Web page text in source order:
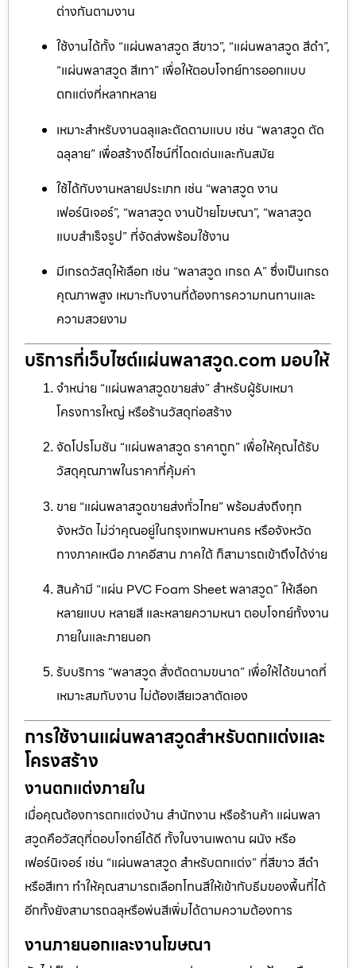
ต่างกันตามงาน
ใช้งานได้ทั้ง “แผ่นพลาสวูด สีขาว”, “แผ่นพลาสวูด สีดำ”,
“แผ่นพลาสวูด สีเทา” เพื่อให้ตอบโจทย์การออกแบบ
ตกแต่งที่หลากหลาย
เหมาะสำหรับงานฉลุและตัดตามแบบ เช่น “พลาสวูด ตัด
ฉลุลาย” เพื่อสร้างดีไซน์ที่โดดเด่นและทันสมัย
ใช้ได้กับงานหลายประเภท เช่น “พลาสวูด งาน
เฟอร์นิเจอร์”, “พลาสวูด งานป้ายโฆษณา”, “พลาสวูด
แบบสำเร็จรูป” ที่จัดส่งพร้อมใช้งาน
มีเกรดวัสดุให้เลือก เช่น “พลาสวูด เกรด A” ซึ่งเป็นเกรด
คุณภาพสูง เหมาะกับงานที่ต้องการความทนทานและ
ความสวยงาม
บริการที่เว็บไซต์แผ่นพลาสวูด.com มอบให้
จำหน่าย “แผ่นพลาสวูดขายส่ง” สำหรับผู้รับเหมา
โครงการใหญ่ หรือร้านวัสดุก่อสร้าง
จัดโปรโมชัน “แผ่นพลาสวูด ราคาถูก” เพื่อให้คุณได้รับ
วัสดุคุณภาพในราคาที่คุ้มค่า
ขาย “แผ่นพลาสวูดขายส่งทั่วไทย” พร้อมส่งถึงทุก
จังหวัด ไม่ว่าคุณอยู่ในกรุงเทพมหานคร หรือจังหวัด
ทางภาคเหนือ ภาคอีสาน ภาคใต้ ก็สามารถเข้าถึงได้ง่าย
สินค้ามี “แผ่น PVC Foam Sheet พลาสวูด” ให้เลือก
หลายแบบ หลายสี และหลายความหนา ตอบโจทย์ทั้งงาน
ภายในและภายนอก
รับบริการ “พลาสวูด สั่งตัดตามขนาด” เพื่อให้ได้ขนาดที่
เหมาะสมกับงาน ไม่ต้องเสียเวลาตัดเอง
การใช้งานแผ่นพลาสวูดสำหรับตกแต่งและ
โครงสร้าง
งานตกแต่งภายใน
เมื่อคุณต้องการตกแต่งบ้าน สำนักงาน หรือร้านค้า แผ่นพลา
สวูดคือวัสดุที่ตอบโจทย์ได้ดี ทั้งในงานเพดาน ผนัง หรือ
เฟอร์นิเจอร์ เช่น “แผ่นพลาสวูด สำหรับตกแต่ง” ที่สีขาว สีดำ
หรือสีเทา ทำให้คุณสามารถเลือกโทนสีให้เข้ากับธีมของพื้นที่ได้
อีกทั้งยังสามารถฉลุหรือพ่นสีเพิ่มได้ตามความต้องการ
งานภายนอกและงานโฆษณา